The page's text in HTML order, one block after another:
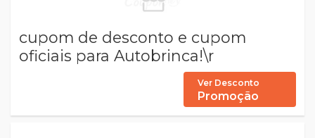
cupom de desconto e cupom
oficiais para Autobrinca!\r
Ver Desconto
Promoção